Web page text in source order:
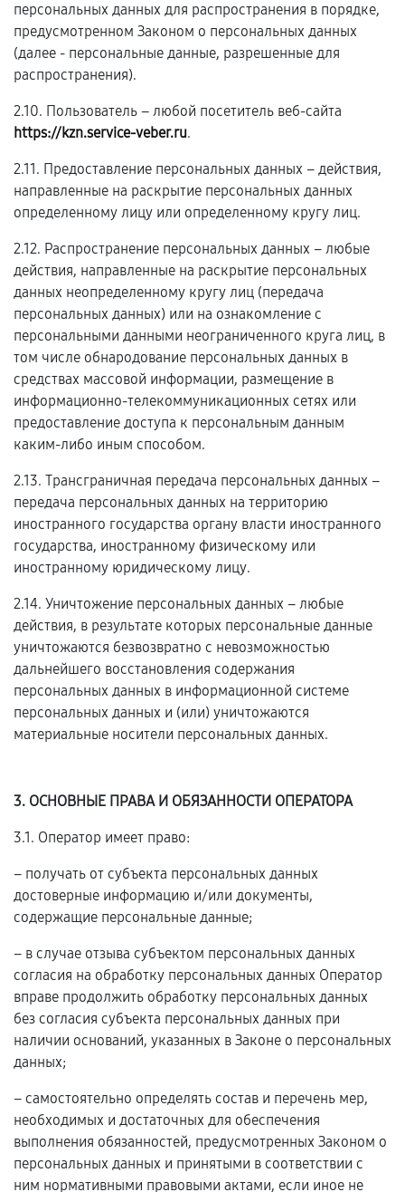
персональных данных для распространения в порядке,
предусмотренном Законом о персональных данных
(далее - персональные данные, разрешенные для
распространения).
2.10. Пользователь – любой посетитель веб-сайта
https://kzn.service-veber.ru.
2.11. Предоставление персональных данных – действия,
направленные на раскрытие персональных данных
определенному лицу или определенному кругу лиц.
2.12. Распространение персональных данных – любые
действия, направленные на раскрытие персональных
данных неопределенному кругу лиц (передача
персональных данных) или на ознакомление с
персональными данными неограниченного круга лиц, в
том числе обнародование персональных данных в
средствах массовой информации, размещение в
информационно-телекоммуникационных сетях или
предоставление доступа к персональным данным
каким-либо иным способом.
2.13. Трансграничная передача персональных данных –
передача персональных данных на территорию
иностранного государства органу власти иностранного
государства, иностранному физическому или
иностранному юридическому лицу.
2.14. Уничтожение персональных данных – любые
действия, в результате которых персональные данные
уничтожаются безвозвратно с невозможностью
дальнейшего восстановления содержания
персональных данных в информационной системе
персональных данных и (или) уничтожаются
материальные носители персональных данных.
3. ОСНОВНЫЕ ПРАВА И ОБЯЗАННОСТИ ОПЕРАТОРА
3.1. Оператор имеет право:
– получать от субъекта персональных данных
достоверные информацию и/или документы,
содержащие персональные данные;
– в случае отзыва субъектом персональных данных
согласия на обработку персональных данных Оператор
вправе продолжить обработку персональных данных
без согласия субъекта персональных данных при
наличии оснований, указанных в Законе о персональных
данных;
– самостоятельно определять состав и перечень мер,
необходимых и достаточных для обеспечения
выполнения обязанностей, предусмотренных Законом о
персональных данных и принятыми в соответствии с
ним нормативными правовыми актами, если иное не